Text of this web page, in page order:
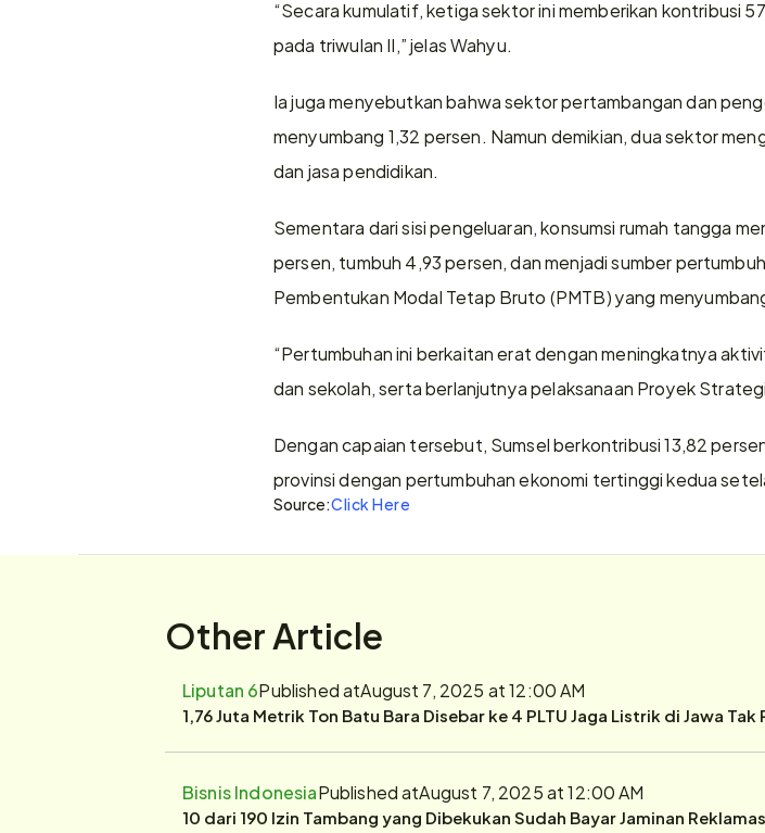
“Secara kumulatif, ketiga sektor ini memberikan kontribusi
pada triwulan II,” jelas Wahyu.
Ia juga menyebutkan bahwa sektor pertambangan dan
menyumbang 1,32 persen. Namun demikian, dua sektor
dan jasa pendidikan.
Sementara dari sisi pengeluaran, konsumsi rumah tangga
persen, tumbuh 4,93 persen, dan menjadi sumber
Pembentukan Modal Tetap Bruto (PMTB) yang
“Pertumbuhan ini berkaitan erat dengan meningkatnya
dan sekolah, serta berlanjutnya pelaksanaan Proyek
Dengan capaian tersebut, Sumsel berkontribusi 13,82
provinsi dengan pertumbuhan ekonomi tertinggi kedua
Source:Click Here
Other Article
Liputan 6Published atAugust 7, 2025 at 12:00 AM
1,76 Juta Metrik Ton Batu Bara Disebar ke 4 PLTU Jaga Listrik di Jawa Tak
Bisnis IndonesiaPublished atAugust 7, 2025 at 12:00 AM
10 dari 190 Izin Tambang yang Dibekukan Sudah Bayar Jaminan